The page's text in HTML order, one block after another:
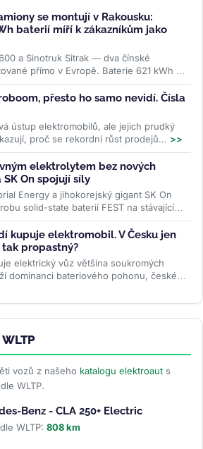
se montují v Rakousku:
baterií míří k zákazníkům jako
a Sinotruk Sitrak — dva čínské
přímo v Evropě. Baterie 621 kWh od
přesto ho samo nevidí. Čísla
ústup elektromobilů, ale jejich prudký
proč se rekordní růst prodejů... >>
elektrolytem bez nových
On spojují síly
Energy a jihokorejský gigant SK On
solid-state baterií FEST na stávajících
kupuje elektromobil. V Česku jen
tak propastný?
elektrický vůz většina soukromých
dominanci bateriového pohonu, české
vozů z našeho katalogu elektroaut s
WLTP.
Benz - CLA 250+ Electric
WLTP: 808 km